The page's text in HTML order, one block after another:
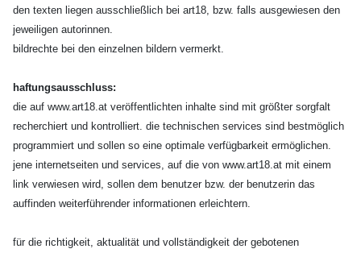
den texten liegen ausschließlich bei art18, bzw. falls ausgewiesen den
jeweiligen autorinnen.
bildrechte bei den einzelnen bildern vermerkt.
haftungsausschluss:
die auf www.art18.at veröffentlichten inhalte sind mit größter sorgfalt
recherchiert und kontrolliert. die technischen services sind bestmöglich
programmiert und sollen so eine optimale verfügbarkeit ermöglichen.
jene internetseiten und services, auf die von www.art18.at mit einem
link verwiesen wird, sollen dem benutzer bzw. der benutzerin das
auffinden weiterführender informationen erleichtern.
für die richtigkeit, aktualität und vollständigkeit der gebotenen